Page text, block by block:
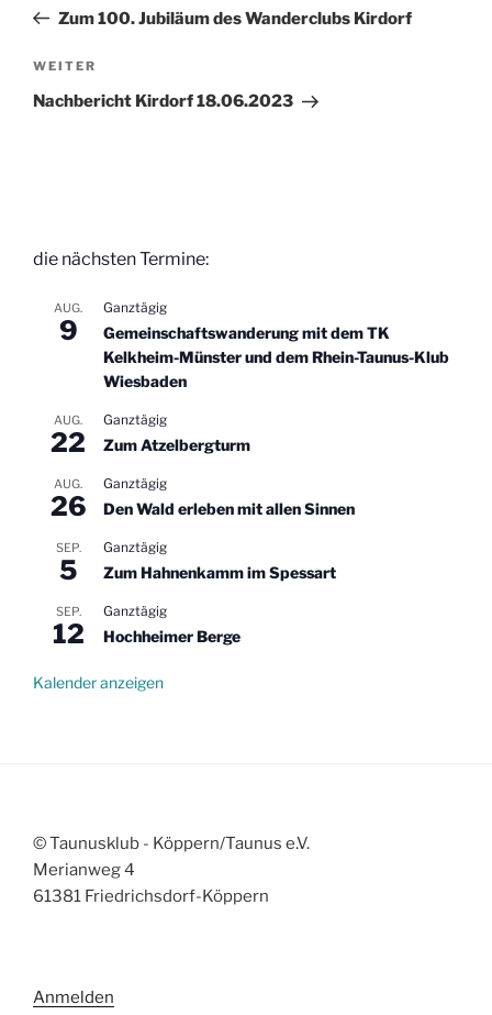
Beitrag
Zum 100. Jubiläum des Wanderclubs Kirdorf
Nächster
Beitrag
WEITER
Nachbericht Kirdorf 18.06.2023
die nächsten Termine:
AUG.
9
Ganztägig
Gemeinschaftswanderung mit dem TK
Kelkheim-Münster und dem Rhein-Taunus-Klub
Wiesbaden
AUG.
22
Ganztägig
Zum Atzelbergturm
AUG.
26
Ganztägig
Den Wald erleben mit allen Sinnen
SEP.
5
Ganztägig
Zum Hahnenkamm im Spessart
SEP.
12
Ganztägig
Hochheimer Berge
Kalender anzeigen
© Taunusklub - Köppern/Taunus e.V.
Merianweg 4
61381 Friedrichsdorf-Köppern
Anmelden